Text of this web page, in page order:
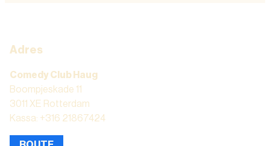
Adres
Comedy Club Haug
Boompjeskade 11
3011 XE Rotterdam
Kassa: +316 21867424